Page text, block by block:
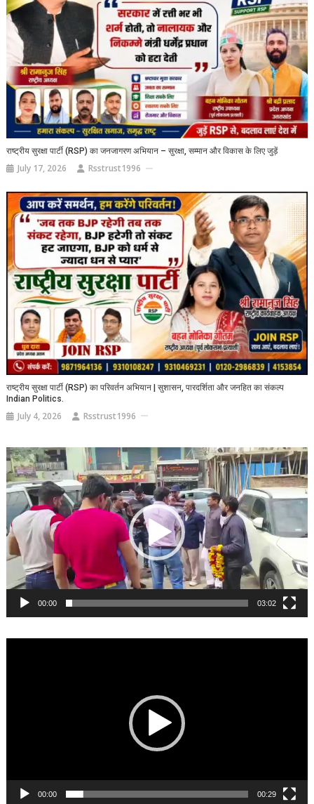
राष्ट्रीय सुरक्षा पार्टी (RSP) का जनजागरण अभियान – सुरक्षा, सम्मान और विकास के लिए जुड़ें
July 17, 2026 Rsstrust1996
राष्ट्रीय सुरक्षा पार्टी (RSP) का परिवर्तन अभियान | सुशासन, पारदर्शिता और जनहित का संकल्प
Indian Politics.
July 4, 2026 Rsstrust1996
Video
Player
00:00 03:02
00:00 00:29